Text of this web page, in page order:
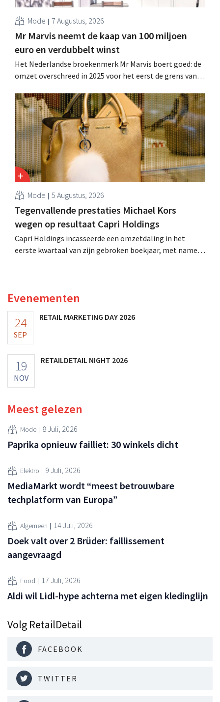
Mode 7 Augustus, 2026
Mr Marvis neemt de kaap van 100 miljoen
euro en verdubbelt winst
Het Nederlandse broekenmerk Mr Marvis boert goed: de
omzet overschreed in 2025 voor het eerst de grens van
marketinginvesteringen blijken te lonen.
Mode 5 Augustus, 2026
Tegenvallende prestaties Michael Kors
wegen op resultaat Capri Holdings
Capri Holdings incasseerde een omzetdaling in het
eerste kwartaal van zijn gebroken boekjaar, met name
Evenementen
24
SEP
RETAIL MARKETING DAY 2026
19
NOV
RETAILDETAIL NIGHT 2026
Meest gelezen
Mode 8 Juli, 2026
Paprika opnieuw failliet: 30 winkels dicht
Elektro 9 Juli, 2026
MediaMarkt wordt “meest betrouwbare
techplatform van Europa”
Algemeen 14 Juli, 2026
Doek valt over 2 Brüder: faillissement
aangevraagd
Food 17 Juli, 2026
Aldi wil Lidl-hype achterna met eigen kledinglijn
Volg RetailDetail
FACEBOOK
TWITTER